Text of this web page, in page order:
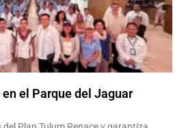
el Parque del Jaguar